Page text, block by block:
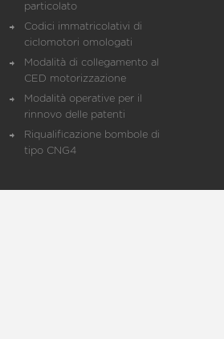
particolato
Codici immatricolativi di
ciclomotori omologati
Modalità di collegamento al
CED motorizzazione
Modalità operative per il
rinnovo delle patenti
Riqualificazione bombole di
tipo CNG4